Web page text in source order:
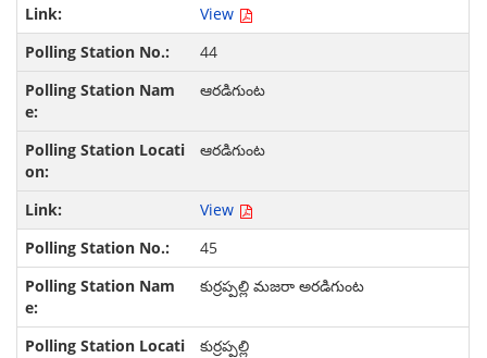
View
44
ఆరడిగుంట
ఆరడిగుంట
View
45
కుర్రప్పల్లి మజరా అరడిగుంట
కుర్రప్పల్లి